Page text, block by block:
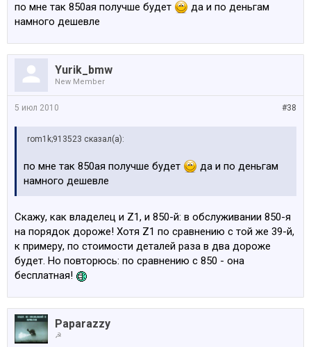
по мне так 850ая получше будет
да и по деньгам
намного дешевле
Yurik_bmw
New Member
#38
5 июл 2010
rom1k;913523 сказал(а):
по мне так 850ая получше будет
да и по деньгам
намного дешевле
Скажу, как владелец и Z1, и 850-й: в обслуживании 850-я
на порядок дороже! Хотя Z1 по сравнению с той же 39-й,
к примеру, по стоимости деталей раза в два дороже
будет. Но повторюсь: по сравнению с 850 - она
бесплатная!
Paparazzy
☭